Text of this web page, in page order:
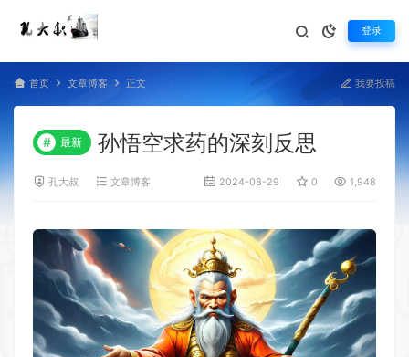
登录
首页 文章博客 正文 我要投稿
# 最新 孙悟空求药的深刻反思
孔大叔 文章博客 2024-08-29 0 1,948